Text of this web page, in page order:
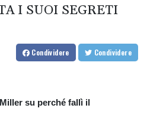
I SUOI SEGRETI
Condividere Condividere
su perché fallì il